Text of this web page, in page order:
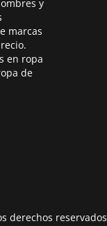
y
marcas
en ropa
de
derechos reservados